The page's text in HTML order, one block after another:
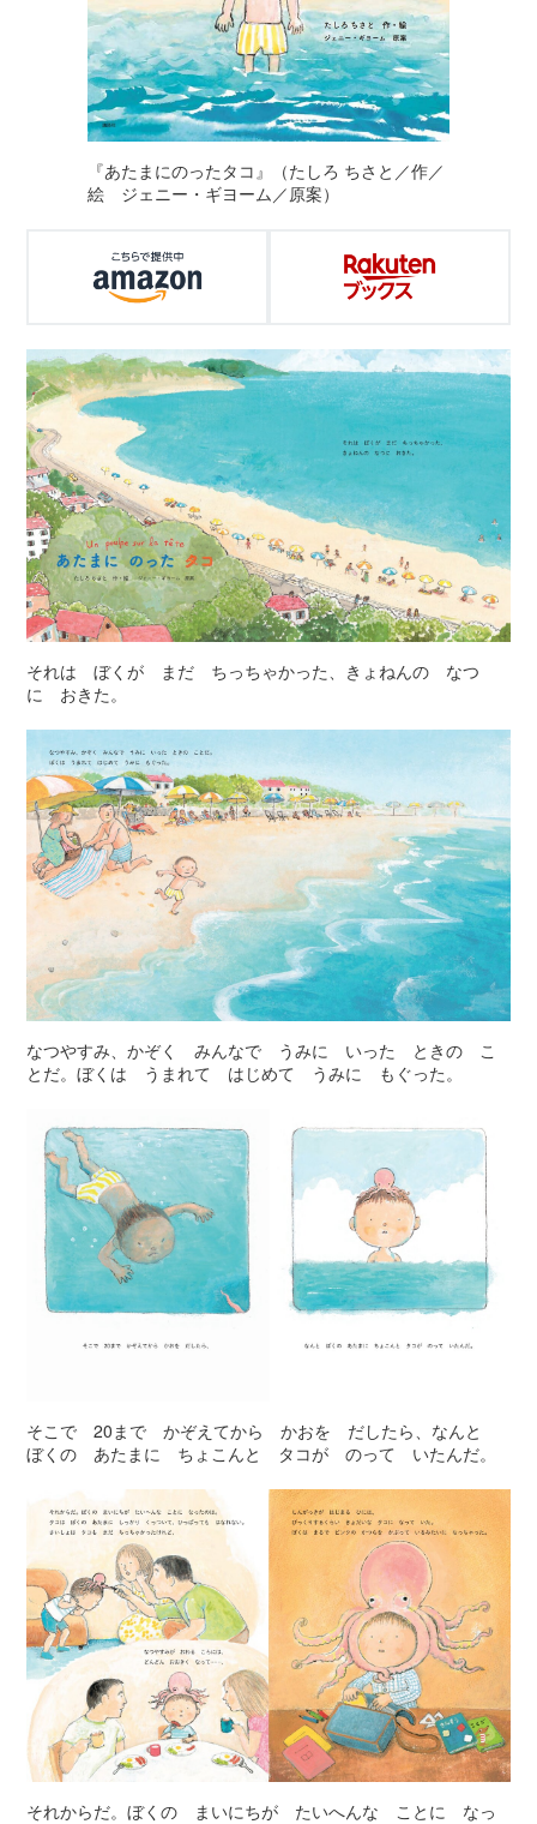
『あたまにのったタコ』（たしろ ちさと／作／
絵 ジェニー・ギヨーム／原案）
それは ぼくが まだ ちっちゃかった、きょねんの なつ
に おきた。
なつやすみ、かぞく みんなで うみに いった ときの こ
とだ。ぼくは うまれて はじめて うみに もぐった。
そこで 20まで かぞえてから かおを だしたら、なんと
ぼくの あたまに ちょこんと タコが のって いたんだ。
それからだ。ぼくの まいにちが たいへんな ことに なっ